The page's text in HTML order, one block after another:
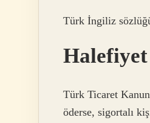
Türk İngiliz
Türk Ticaret
öderse, sigortalı